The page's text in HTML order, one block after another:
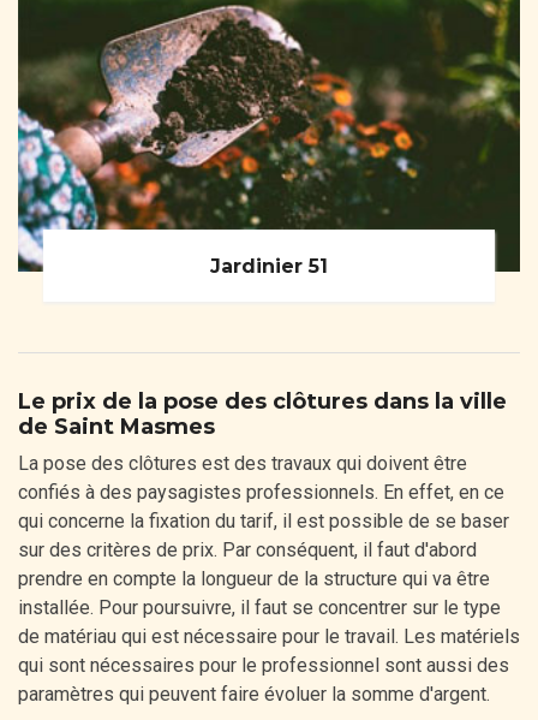
Jardinier 51
Le prix de la pose des clôtures dans la ville
de Saint Masmes
La pose des clôtures est des travaux qui doivent être
confiés à des paysagistes professionnels. En effet, en ce
qui concerne la fixation du tarif, il est possible de se baser
sur des critères de prix. Par conséquent, il faut d'abord
prendre en compte la longueur de la structure qui va être
installée. Pour poursuivre, il faut se concentrer sur le type
de matériau qui est nécessaire pour le travail. Les matériels
qui sont nécessaires pour le professionnel sont aussi des
paramètres qui peuvent faire évoluer la somme d'argent.